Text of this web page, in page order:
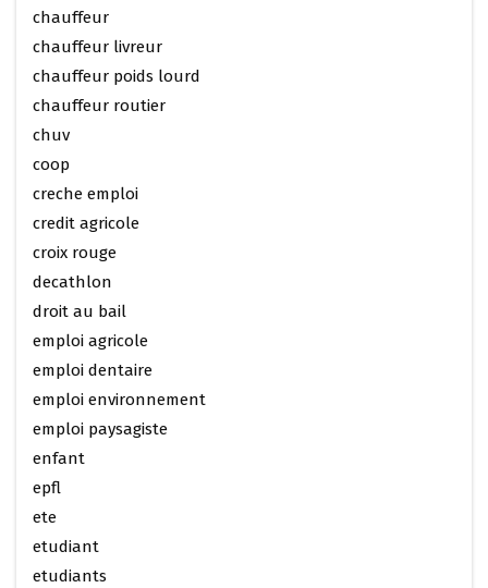
chauffeur
chauffeur livreur
chauffeur poids lourd
chauffeur routier
chuv
coop
creche emploi
credit agricole
croix rouge
decathlon
droit au bail
emploi agricole
emploi dentaire
emploi environnement
emploi paysagiste
enfant
epfl
ete
etudiant
etudiants